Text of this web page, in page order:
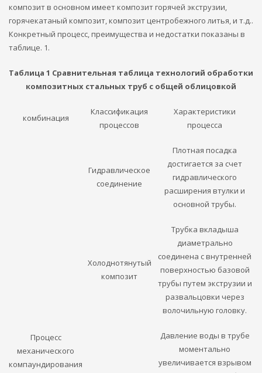
композит в основном имеет композит горячей экструзии,
горячекатаный композит, композит центробежного литья, и т.д..
Конкретный процесс, преимущества и недостатки показаны в
таблице. 1.
Таблица 1 Сравнительная таблица технологий обработки
композитных стальных труб с общей облицовкой
комбинация
Классификация
процессов
Характеристики
процесса
Процесс
механического
компаундирования
Гидравлическое
соединение
Плотная посадка
достигается за счет
гидравлического
расширения втулки и
основной трубы.
Холоднотянутый
композит
Трубка вкладыша
диаметрально
соединена с внутренней
поверхностью базовой
трубы путем экструзии и
развальцовки через
волочильную головку.
Давление воды в трубе
моментально
увеличивается взрывом